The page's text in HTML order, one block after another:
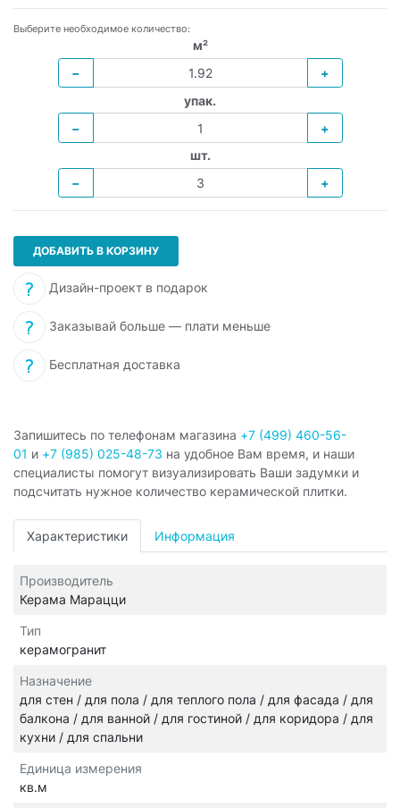
Выберите необходимое количество:
м²
−
+
упак.
−
+
шт.
−
+
ДОБАВИТЬ В КОРЗИНУ
Дизайн-проект в подарок
Заказывай больше — плати меньше
Бесплатная доставка
Запишитесь по телефонам магазина +7 (499) 460-56-
01 и +7 (985) 025-48-73 на удобное Вам время, и наши
специалисты помогут визуализировать Ваши задумки и
подсчитать нужное количество керамической плитки.
Характеристики Информация
Производитель
Керама Марацци
Тип
керамогранит
Назначение
для стен / для пола / для теплого пола / для фасада / для
балкона / для ванной / для гостиной / для коридора / для
кухни / для спальни
Единица измерения
кв.м